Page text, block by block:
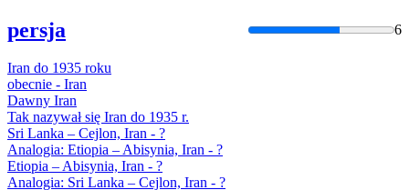
persja 6
Iran do 1935 roku
obecnie - Iran
Dawny Iran
Tak nazywał się Iran do 1935 r.
Sri Lanka – Cejlon, Iran - ?
Analogia: Etiopia – Abisynia, Iran - ?
Etiopia – Abisynia, Iran - ?
Analogia: Sri Lanka – Cejlon, Iran - ?